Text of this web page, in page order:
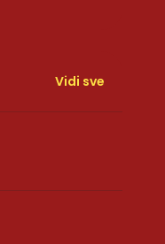
Vidi sve